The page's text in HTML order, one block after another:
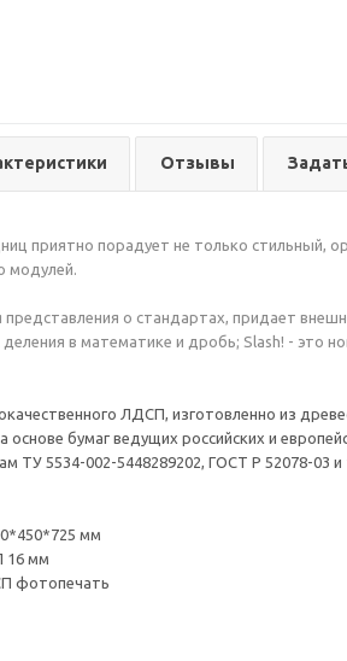
Отзывы
приятно порадует не только стильный,
модулей.
о стандартах, придает
в математике и дробь; Slash! - это
ЛДСП, изготовленно из
основе бумаг ведущих российских и
ТУ 5534-002-5448289202, ГОСТ Р 52078-03
мм
16 мм
фотопечать